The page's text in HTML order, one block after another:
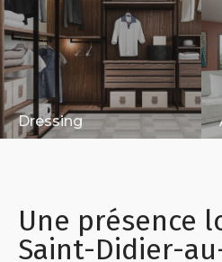
Dressing
Une présence
Saint-Didier-